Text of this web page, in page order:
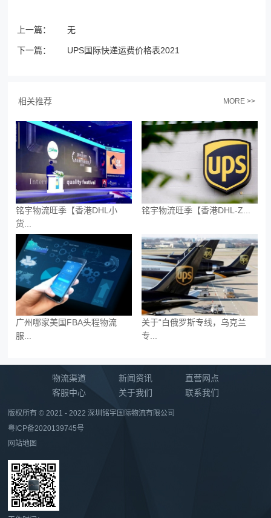
上一篇： 无
下一篇： UPS国际快递运费价格表2021
相关推荐 MORE >>
铭宇物流旺季【香港DHL小
货...
铭宇物流旺季【香港DHL-Z...
广州哪家美国FBA头程物流
服...
关于“白俄罗斯专线，乌克兰
专...
物流渠道 新闻资讯
直营网点
客服中心
关于我们 联系我们
版权所有 © 2021 - 2022 深圳铭宇国际物流有限公司
粤ICP备2020139745号
网站地图